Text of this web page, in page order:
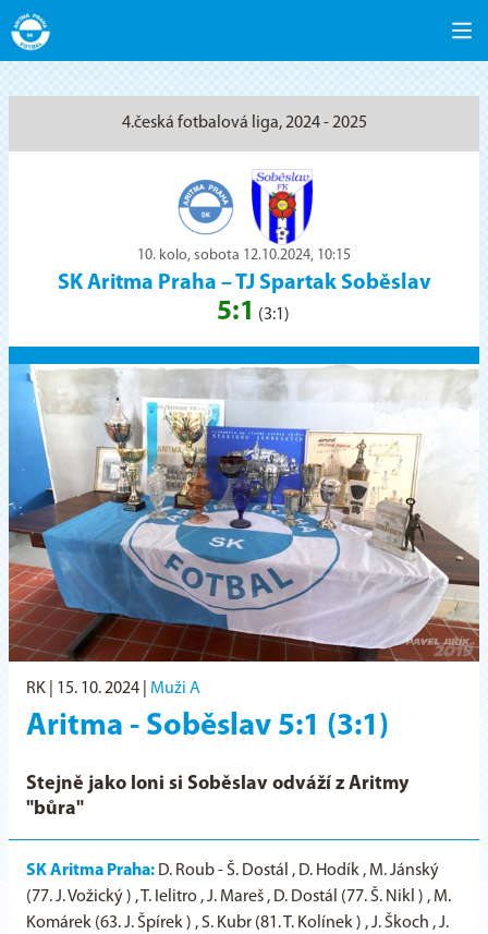
4.česká fotbalová liga, 2024 - 2025
10. kolo, sobota 12.10.2024, 10:15
SK Aritma Praha –TJ Spartak Soběslav
5:1 (3:1)
RK | 15. 10. 2024 Muži A
Aritma - Soběslav 5:1 (3:1)
Stejně jako loni si Soběslav odváží z Aritmy
"bůra"
SK Aritma Praha: D. Roub - Š. Dostál , D. Hodík , M. Jánský
(77. J. Vožický ) , T. Ielitro , J. Mareš , D. Dostál (77. Š. Nikl ) , M.
Komárek (63. J. Špírek ) , S. Kubr (81. T. Kolínek ) , J. Škoch , J.